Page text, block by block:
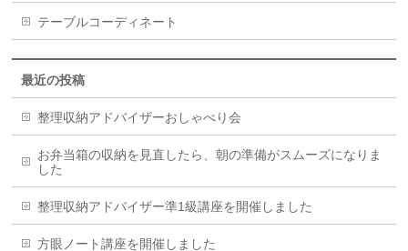
テーブルコーディネート
最近の投稿
整理収納アドバイザーおしゃべり会
お弁当箱の収納を見直したら、朝の準備がスムーズになりま
した
整理収納アドバイザー準1級講座を開催しました
方眼ノート講座を開催しました